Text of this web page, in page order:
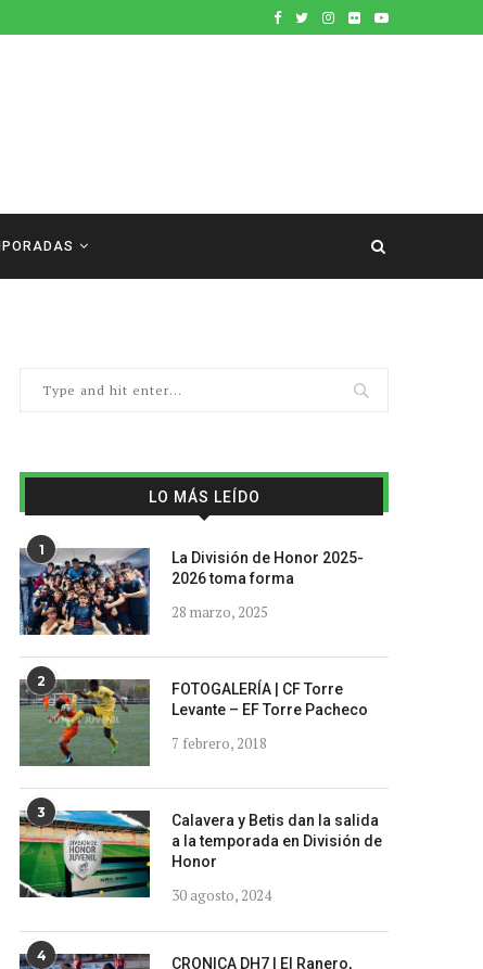
LO MÁS LEÍDO
1
La División de Honor 2025-
2026 toma forma
28 marzo, 2025
2
FOTOGALERÍA | CF Torre
Levante – EF Torre Pacheco
7 febrero, 2018
3
Calavera y Betis dan la salida
a la temporada en División de
Honor
30 agosto, 2024
4
CRONICA DH7 | El Ranero,